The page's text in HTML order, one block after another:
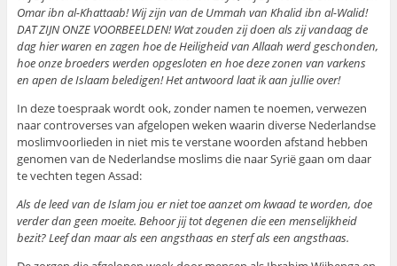
Omar ibn al-Khattaab! Wij zijn van de Ummah van Khalid ibn al-Walid!
DAT ZIJN ONZE VOORBEELDEN! Wat zouden zij doen als zij vandaag de
dag hier waren en zagen hoe de Heiligheid van Allaah werd geschonden,
hoe onze broeders werden opgesloten en hoe deze zonen van varkens
en apen de Islaam beledigen! Het antwoord laat ik aan jullie over!
In deze toespraak wordt ook, zonder namen te noemen, verwezen
naar controverses van afgelopen weken waarin diverse Nederlandse
moslimvoorlieden in niet mis te verstane woorden afstand hebben
genomen van de Nederlandse moslims die naar Syrië gaan om daar
te vechten tegen Assad:
Als de leed van de Islam jou er niet toe aanzet om kwaad te worden, doe
verder dan geen moeite. Behoor jij tot degenen die een menselijkheid
bezit? Leef dan maar als een angsthaas en sterf als een angsthaas.